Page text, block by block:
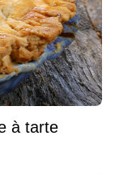
à tarte